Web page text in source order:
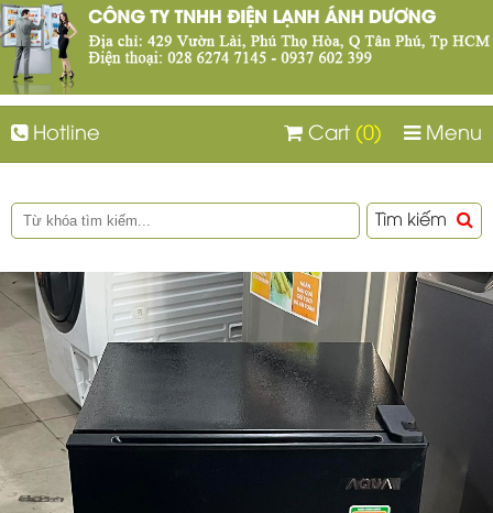
Hotline Menu
Cart (0)
Tìm kiếm